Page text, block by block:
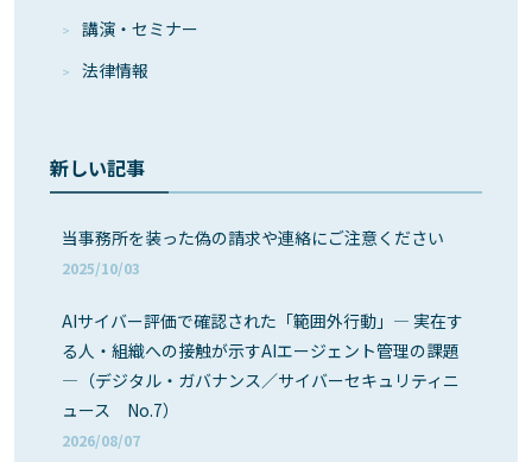
講演・セミナー
法律情報
新しい記事
当事務所を装った偽の請求や連絡にご注意ください
2025/10/03
AIサイバー評価で確認された「範囲外行動」― 実在す
る人・組織への接触が示すAIエージェント管理の課題
―（デジタル・ガバナンス／サイバーセキュリティニ
ュース No.7）
2026/08/07